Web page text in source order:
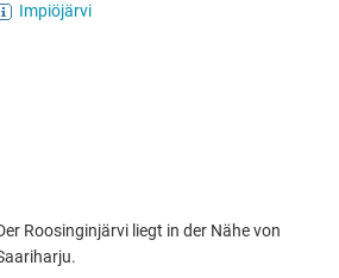
Impiöjärvi
Roosinginjärvi liegt in der Nähe von